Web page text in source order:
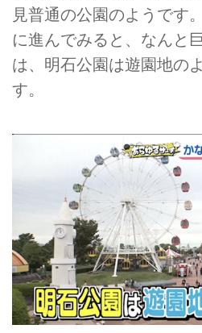
見普通の公園のようです
に進んでみると、なんと
は、明石公園は遊園地の
す。